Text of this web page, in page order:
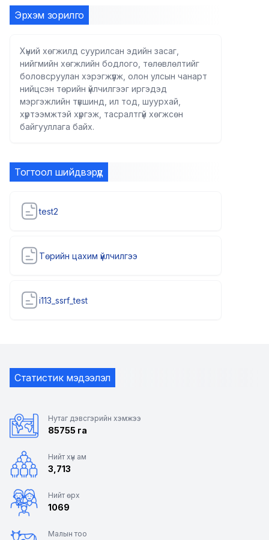
Эрхэм зорилго
Хүний хөгжилд суурилсан эдийн засаг,
нийгмийн хөгжлийн бодлого, төлөвлөлтийг
боловсруулан хэрэгжүүлж, олон улсын чанарт
нийцсэн төрийн үйлчилгээг иргэдэд
мэргэжлийн түвшинд, ил тод, шуурхай,
хүртээмжтэй хүргэж, тасралтгүй хөгжсөн
байгууллага байх.
Тогтоол шийдвэрүүд
test2
Төрийн цахим үйлчилгээ
i113_ssrf_test
Статистик мэдээлэл
Нутаг дэвсгэрийн хэмжээ
85755 га
Нийт хүн ам
3,713
Нийт өрх
1069
Малын тоо